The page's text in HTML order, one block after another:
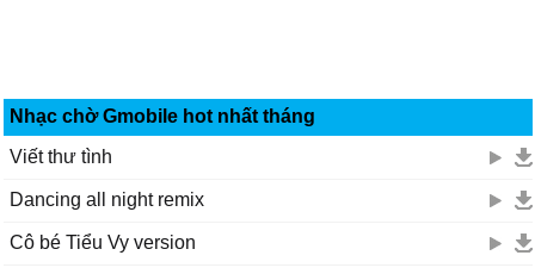
Nhạc chờ Gmobile hot nhất tháng
Viết thư tình
Dancing all night remix
Cô bé Tiểu Vy version